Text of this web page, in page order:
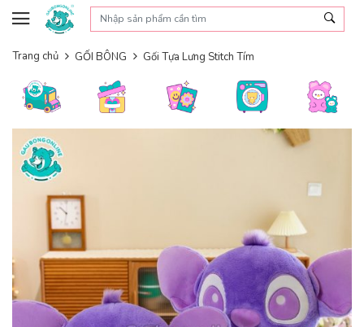
Skip to content
Trang chủ GỐI BÔNG Gối Tựa Lưng Stitch Tím